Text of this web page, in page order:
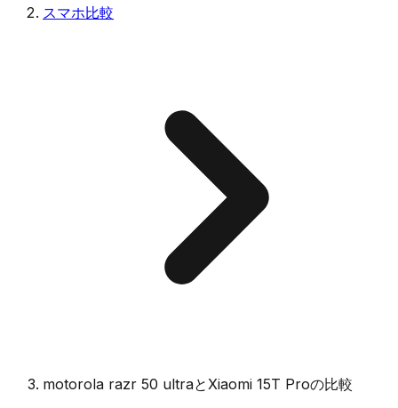
スマホ比較
motorola razr 50 ultraとXiaomi 15T Proの比較